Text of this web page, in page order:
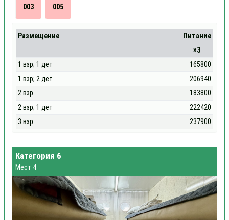
003 005
Размещение
Питание
×3
1 взр; 1 дет
165800
1 взр; 2 дет
206940
2 взр
183800
2 взр; 1 дет
222420
3 взр
237900
Категория 6
Мест 4